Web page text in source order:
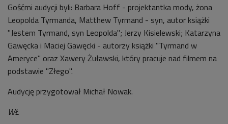
Gośćmi audycji byli: Barbara Hoff - projektantka mody, żona
Leopolda Tyrmanda, Matthew Tyrmand - syn, autor książki
"Jestem Tyrmand, syn Leopolda"; Jerzy Kisielewski; Katarzyna
Gawęcka i Maciej Gawęcki - autorzy książki "Tyrmand w
Ameryce" oraz Xawery Żuławski, który pracuje nad filmem na
podstawie "Złego".
Audycję przygotował Michał Nowak.
WŁ